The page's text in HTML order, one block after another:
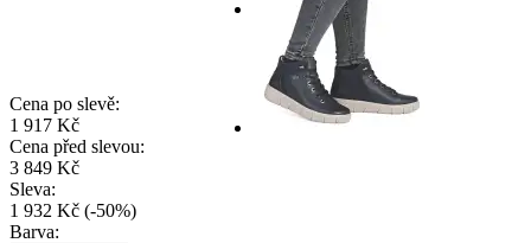
Cena po slevě:
1 917 Kč
Cena před slevou:
3 849 Kč
Sleva:
1 932 Kč (-50%)
Barva: